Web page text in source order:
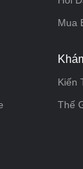
Mua
Kiến
Thế